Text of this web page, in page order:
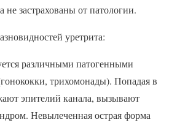
не застрахованы от патологии.
уретрита:
различными патогенными
трихомонады). Попадая в
эпителий канала, вызывают
Невылеченная острая форма